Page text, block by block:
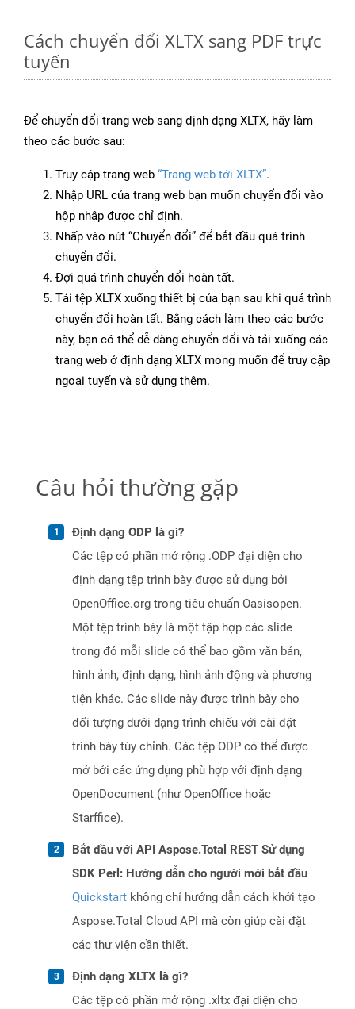
Cách chuyển đổi XLTX sang PDF trực
tuyến
Để chuyển đổi trang web sang định dạng XLTX, hãy làm
theo các bước sau:
Truy cập trang web “Trang web tới XLTX”.
Nhập URL của trang web bạn muốn chuyển đổi vào
hộp nhập được chỉ định.
Nhấp vào nút “Chuyển đổi” để bắt đầu quá trình
chuyển đổi.
Đợi quá trình chuyển đổi hoàn tất.
Tải tệp XLTX xuống thiết bị của bạn sau khi quá trình
chuyển đổi hoàn tất. Bằng cách làm theo các bước
này, bạn có thể dễ dàng chuyển đổi và tải xuống các
trang web ở định dạng XLTX mong muốn để truy cập
ngoại tuyến và sử dụng thêm.
Câu hỏi thường gặp
Định dạng ODP là gì?
Các tệp có phần mở rộng .ODP đại diện cho
định dạng tệp trình bày được sử dụng bởi
OpenOffice.org trong tiêu chuẩn Oasisopen.
Một tệp trình bày là một tập hợp các slide
trong đó mỗi slide có thể bao gồm văn bản,
hình ảnh, định dạng, hình ảnh động và phương
tiện khác. Các slide này được trình bày cho
đối tượng dưới dạng trình chiếu với cài đặt
trình bày tùy chỉnh. Các tệp ODP có thể được
mở bởi các ứng dụng phù hợp với định dạng
OpenDocument (như OpenOffice hoặc
Starffice).
Bắt đầu với API Aspose.Total REST Sử dụng
SDK Perl: Hướng dẫn cho người mới bắt đầu
Quickstart không chỉ hướng dẫn cách khởi tạo
Aspose.Total Cloud API mà còn giúp cài đặt
các thư viện cần thiết.
Định dạng XLTX là gì?
Các tệp có phần mở rộng .xltx đại diện cho